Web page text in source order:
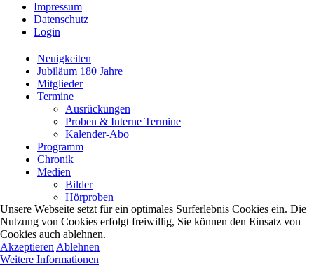
Impressum
Datenschutz
Login
Neuigkeiten
Jubiläum 180 Jahre
Mitglieder
Termine
Ausrückungen
Proben & Interne Termine
Kalender-Abo
Programm
Chronik
Medien
Bilder
Hörproben
Unsere Webseite setzt für ein optimales Surferlebnis Cookies ein. Die
Nutzung von Cookies erfolgt freiwillig, Sie können den Einsatz von
Cookies auch ablehnen.
Akzeptieren Ablehnen
Weitere Informationen